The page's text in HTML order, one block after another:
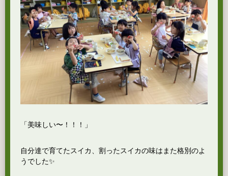
「美味しい〜！！！」
自分達で育てたスイカ、割ったスイカの味はまた格別のよ
うでした✨